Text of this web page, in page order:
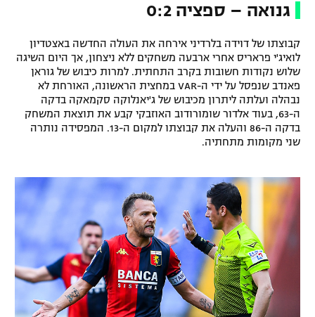
גנואה – ספציה 0:2
קבוצתו של דוידה בלרדיני אירחה את העולה החדשה באצטדיון
לואיג'י פראריס אחרי ארבעה משחקים ללא ניצחון, אך היום השיגה
שלוש נקודות חשובות בקרב התחתית. למרות כיבוש של גוראן
פאנדב שנפסל על ידי ה-VAR במחצית הראשונה, האורחת לא
נבהלה ועלתה ליתרון מכיבוש של ג'יאנלוקה סקמאקה בדקה
ה-63, בעוד אלדור שומורודוב האוזבקי קבע את תוצאת המשחק
בדקה ה-86 והעלה את קבוצתו למקום ה-13. המפסידה נותרה
שני מקומות מתחתיה.